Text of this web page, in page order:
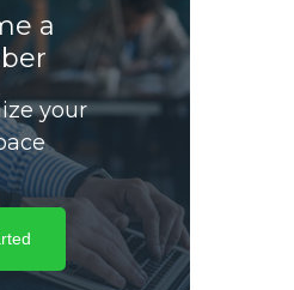
a
your